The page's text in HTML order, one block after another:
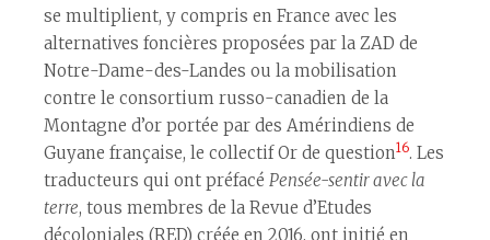
se multiplient, y compris en France avec les
alternatives foncières proposées par la ZAD de
Notre-Dame-des-Landes ou la mobilisation
contre le consortium russo-canadien de la
Montagne d’or portée par des Amérindiens de
Guyane française, le collectif Or de question16. Les
traducteurs qui ont préfacé Pensée-sentir avec la
terre, tous membres de la Revue d’Etudes
décoloniales (RED) créée en 2016, ont initié en